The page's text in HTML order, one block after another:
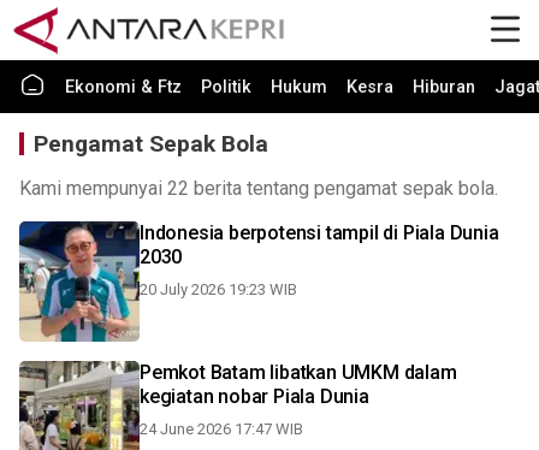
Ekonomi & Ftz Politik Hukum Kesra Hiburan Jagat
Pengamat Sepak Bola
Kami mempunyai 22 berita tentang pengamat sepak bola.
Indonesia berpotensi tampil di Piala Dunia
2030
20 July 2026 19:23 WIB
Pemkot Batam libatkan UMKM dalam
kegiatan nobar Piala Dunia
24 June 2026 17:47 WIB